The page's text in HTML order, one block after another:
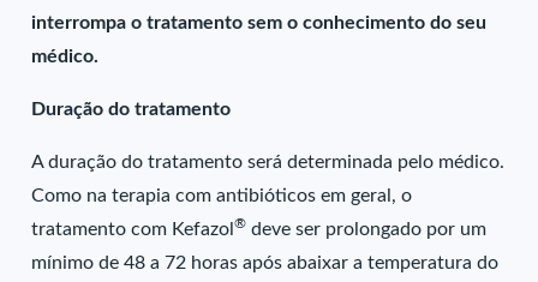
interrompa o tratamento sem o conhecimento do seu
médico.
Duração do tratamento
A duração do tratamento será determinada pelo médico.
Como na terapia com antibióticos em geral, o
tratamento com Kefazol® deve ser prolongado por um
mínimo de 48 a 72 horas após abaixar a temperatura do